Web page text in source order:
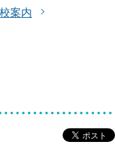
案内